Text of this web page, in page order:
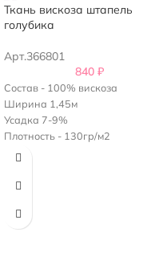
Ткань вискоза штапель
голубика
Арт.366801
840 ₽
Состав - 100% вискоза
Ширина 1,45м
Усадка 7-9%
Плотность - 130гр/м2